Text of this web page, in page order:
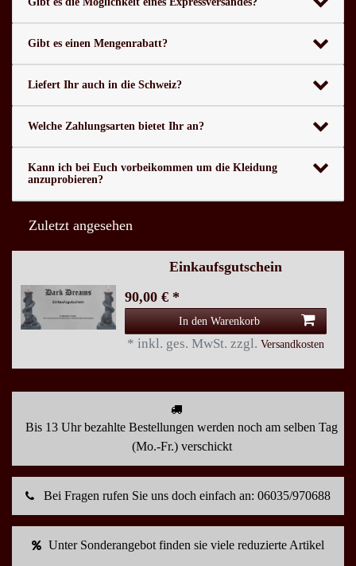
Gibt es einen Mengenrabatt?
Liefert Ihr auch in die Schweiz?
Welche Zahlungsarten bietet Ihr an?
Kann ich bei Euch vorbeikommen um die Kleidung
anzuprobieren?
Zuletzt angesehen
Einkaufsgutschein
90,00 € *
In den Warenkorb
* inkl. ges. MwSt. zzgl. Versandkosten
Bis 13 Uhr bezahlte Bestellungen werden noch am selben Tag
(Mo.-Fr.) verschickt
Bei Fragen rufen Sie uns doch einfach an: 06035/970688
Unter Sonderangebot finden sie viele reduzierte Artikel